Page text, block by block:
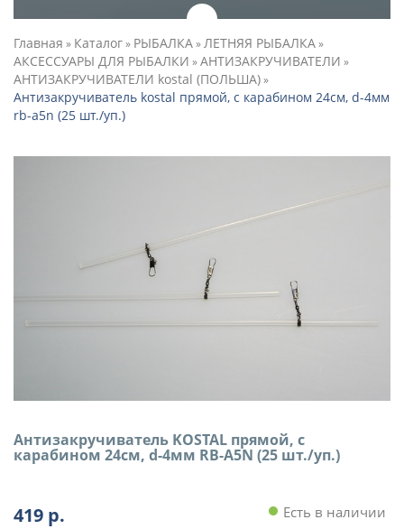
Главная » Каталог» РЫБАЛКА»ЛЕТНЯЯ РЫБАЛКА»
АКСЕССУАРЫ ДЛЯ РЫБАЛКИ »АНТИЗАКРУЧИВАТЕЛИ »
АНТИЗАКРУЧИВАТЕЛИ kostal (ПОЛЬША)»
Антизакручиватель kostal прямой, с карабином 24см, d-4мм
rb-a5n (25 шт./уп.)
Антизакручиватель KOSTAL прямой, с
карабином 24см, d-4мм RB-A5N (25 шт./уп.)
419 р. Есть в наличии